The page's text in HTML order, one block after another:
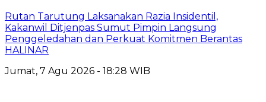
Rutan Tarutung Laksanakan Razia Insidentil,
Kakanwil Ditjenpas Sumut Pimpin Langsung
Penggeledahan dan Perkuat Komitmen Berantas
HALINAR
Jumat, 7 Agu 2026 - 18:28 WIB